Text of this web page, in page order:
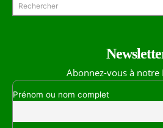
Rechercher
Abonnez-vous à notre
Prénom ou nom complet